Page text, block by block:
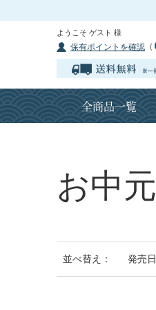
ようこそ ゲスト 様
保有ポイントを確認 （
全商品一覧
お中
並べ替え： 発売日